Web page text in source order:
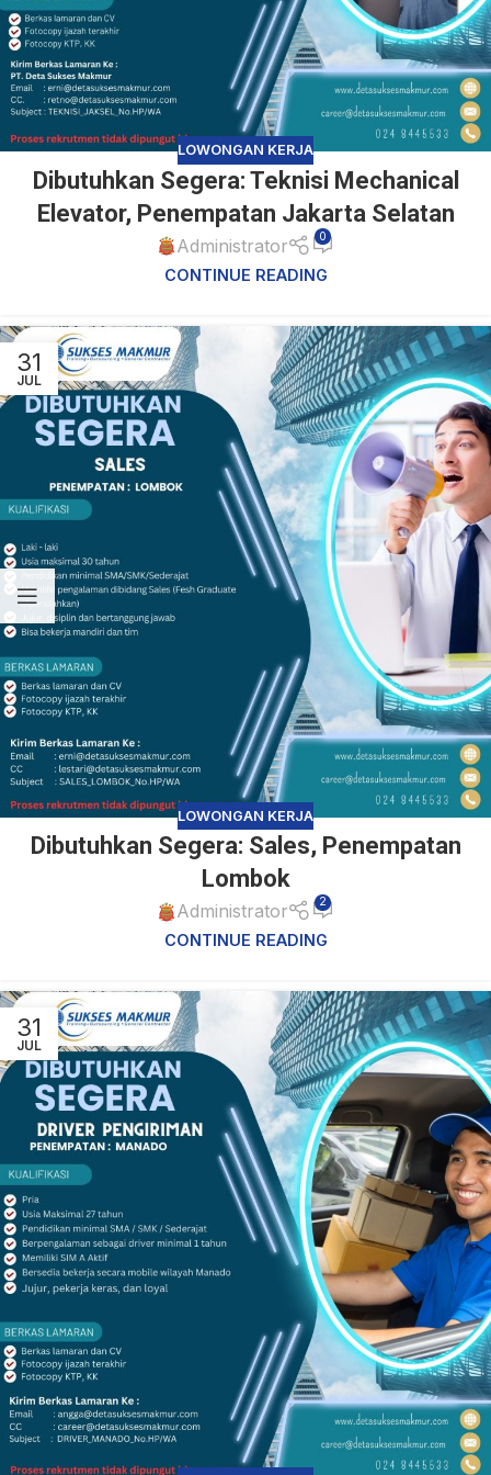
LOWONGAN KERJA
Dibutuhkan Segera: Teknisi Mechanical
Elevator, Penempatan Jakarta Selatan
Administrator 0
CONTINUE READING
31
JUL
LOWONGAN KERJA
Dibutuhkan Segera: Sales, Penempatan
Lombok
Administrator 2
CONTINUE READING
31
JUL